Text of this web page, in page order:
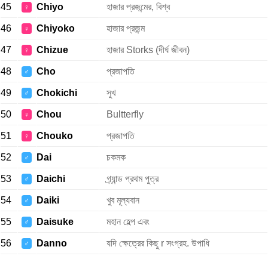
45 ♀ Chiyo হাজার প্রজন্মের, বিশ্ব
46 ♀ Chiyoko হাজার প্রজন্ম
47 ♀ Chizue হাজার Storks (দীর্ঘ জীবন)
48 ♂ Cho প্রজাপতি
49 ♂ Chokichi সুখ
50 ♀ Chou Bultterfly
51 ♀ Chouko প্রজাপতি
52 ♂ Dai চকমক
53 ♂ Daichi গ্র্যান্ড প্রথম পুত্র
54 ♂ Daiki খুব মূল্যবান
55 ♂ Daisuke মহান হেল্প এবং
56 ♂ Danno যদি ক্ষেত্রের কিছু r সংগ্রহ. উপাধি